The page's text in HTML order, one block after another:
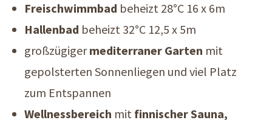
Freischwimmbad beheizt 28°C 16 x 6m
Hallenbad beheizt 32°C 12,5 x 5m
großzügigermediterraner Garten mit
gepolsterten Sonnenliegen und viel Platz
zum Entspannen
Wellnessbereich mit finnischer Sauna,